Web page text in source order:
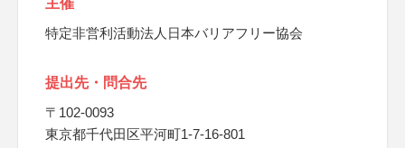
主催
特定非営利活動法人日本バリアフリー協会
提出先・問合先
〒102-0093
東京都千代田区平河町1-7-16-801